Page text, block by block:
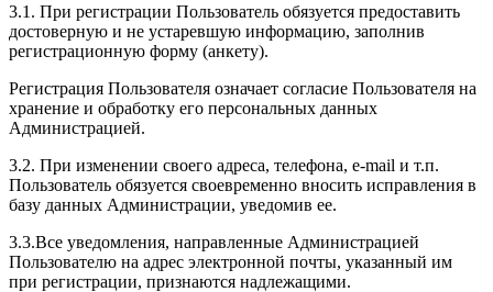
3.1. При регистрации Пользователь обязуется предоставить
достоверную и не устаревшую информацию, заполнив
регистрационную форму (анкету).
Регистрация Пользователя означает согласие Пользователя на
хранение и обработку его персональных данных
Администрацией.
3.2. При изменении своего адреса, телефона, e-mail и т.п.
Пользователь обязуется своевременно вносить исправления в
базу данных Администрации, уведомив ее.
3.3.Все уведомления, направленные Администрацией
Пользователю на адрес электронной почты, указанный им
при регистрации, признаются надлежащими.